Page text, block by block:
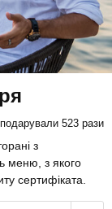
подарували 523 рази
з
меню, з якого
сертифіката.